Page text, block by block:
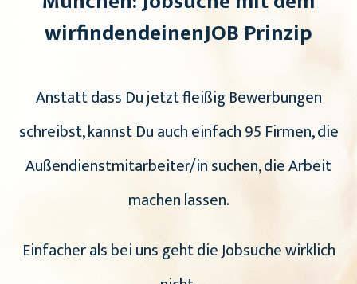
wirfindendeinenJOB Prinzip
Anstatt dass Du jetzt fleißig Bewerbungen
schreibst, kannst Du auch einfach 95 Firmen, die
Außendienstmitarbeiter/in suchen, die Arbeit
machen lassen.
Einfacher als bei uns geht die Jobsuche wirklich